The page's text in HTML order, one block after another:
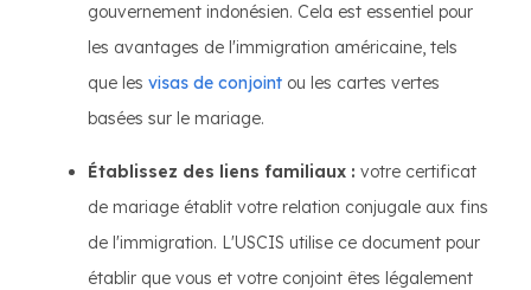
gouvernement indonésien. Cela est essentiel pour
les avantages de l'immigration américaine, tels
que les visas de conjoint ou les cartes vertes
basées sur le mariage.
Établissez des liens familiaux : votre certificat
de mariage établit votre relation conjugale aux fins
de l'immigration. L'USCIS utilise ce document pour
établir que vous et votre conjoint êtes légalement